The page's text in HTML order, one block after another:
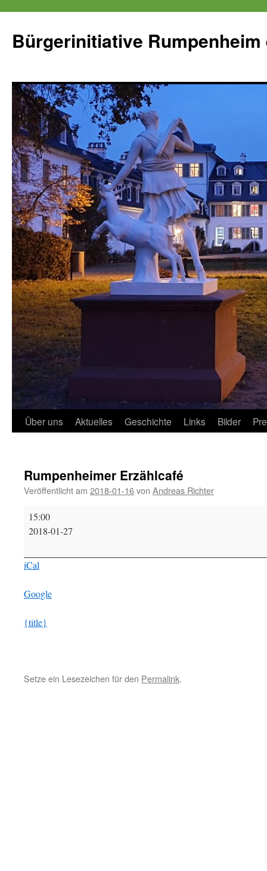
springen
Bürgerinitiative Rumpenheim
Über uns Aktuelles Geschichte Links Bilder
Rumpenheimer Erzählcafé
Veröffentlicht am 2018-01-16von Andreas Richter
Rumpenheimer
Erzählcafé
15:00
2018-01-27
iCal
Google
{title}
Setze ein Lesezeichen für den Permalink.